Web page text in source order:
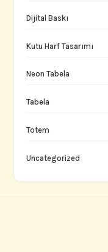
Dijital Baskı
Kutu Harf Tasarımı
Neon Tabela
Tabela
Totem
Uncategorized